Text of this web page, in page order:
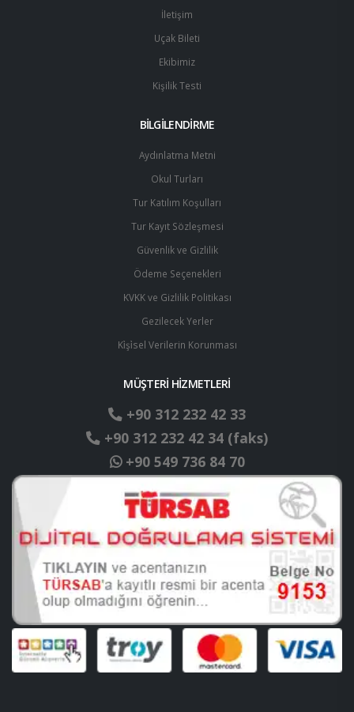
İletişim
Uçak Bileti
Ekibimiz
Kişilik Testi
BİLGİLENDİRME
Aydınlatma Metni
Okul Turları
Tur Katılım Koşulları
Tur Kayıt Sözleşmesi
Güvenlik ve Gizlilik
Ödeme Seçenekleri
KVKK ve Gizlilik Politikası
Gezilecek Yerler
Ki̇şi̇sel Verilerin Korunması
MÜŞTERİ HİZMETLERİ
+90 312 232 42 33
+90 312 232 42 34 (faks)
+90 549 736 84 70